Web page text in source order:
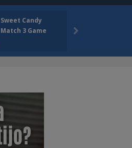
Sweet Candy
Match 3 Game
